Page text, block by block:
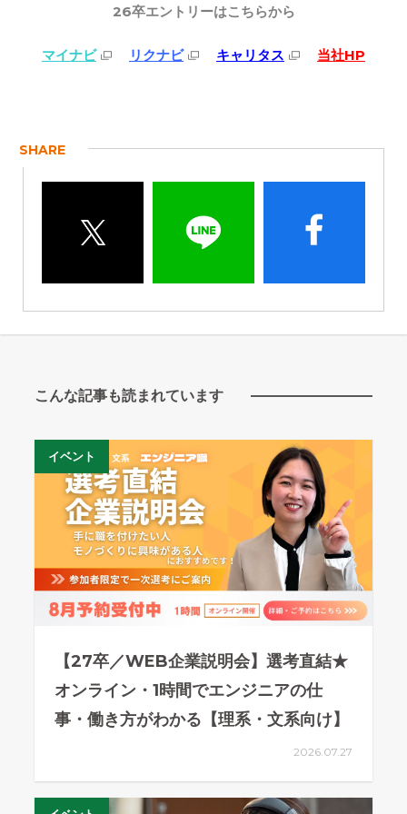
26卒エントリーはこちらから
マイナビ リクナビ キャリタス 当社HP
SHARE
こんな記事も読まれています
イベント
【27卒／WEB企業説明会】選考直結★
オンライン・1時間でエンジニアの仕
事・働き方がわかる【理系・文系向け】
2026.07.27